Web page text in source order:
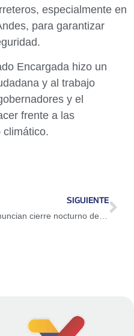
especialmente en
para garantizar
Encargada hizo un
y al trabajo
y el
frente a las
climático.
SIGUIENTE